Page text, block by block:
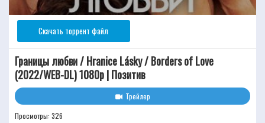
Скачать торрент файл
Границы любви / Hranice Lásky / Borders of Love
(2022/WEB-DL) 1080p | Позитив
Трейлер
Просмотры: 326